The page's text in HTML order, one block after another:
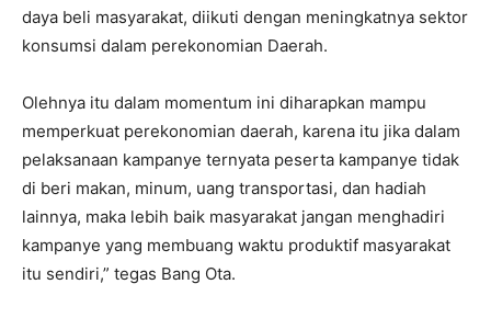
daya beli masyarakat, diikuti dengan meningkatnya sektor
konsumsi dalam perekonomian Daerah.
Olehnya itu dalam momentum ini diharapkan mampu
memperkuat perekonomian daerah, karena itu jika dalam
pelaksanaan kampanye ternyata peserta kampanye tidak
di beri makan, minum, uang transportasi, dan hadiah
lainnya, maka lebih baik masyarakat jangan menghadiri
kampanye yang membuang waktu produktif masyarakat
itu sendiri,” tegas Bang Ota.